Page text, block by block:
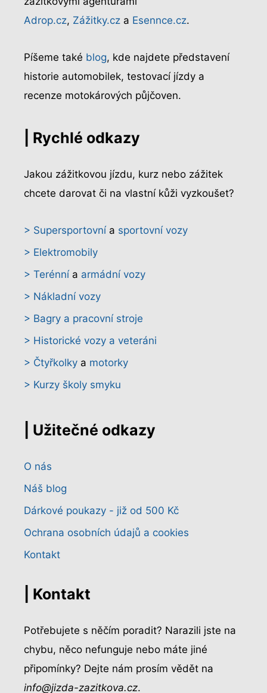
Adrop.cz, Zážitky.cz a Esennce.cz.
Píšeme také blog, kde najdete představení
historie automobilek, testovací jízdy a
recenze motokárových půjčoven.
| Rychlé odkazy
Jakou zážitkovou jízdu, kurz nebo zážitek
chcete darovat či na vlastní kůži vyzkoušet?
> Supersportovnía sportovní vozy
> Elektromobily
> Terénnía armádní vozy
> Nákladní vozy
> Bagry a pracovní stroje
> Historické vozy a veteráni
> Čtyřkolky a motorky
> Kurzy školy smyku
| Užitečné odkazy
O nás
Náš blog
Dárkové poukazy - již od 500 Kč
Ochrana osobních údajů a cookies
Kontakt
| Kontakt
Potřebujete s něčím poradit? Narazili jste na
chybu, něco nefunguje nebo máte jiné
připomínky? Dejte nám prosím vědět na
info@jizda-zazitkova.cz.